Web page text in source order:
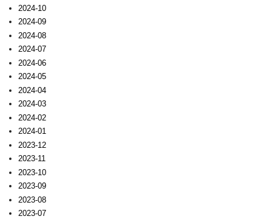
2024-10
2024-09
2024-08
2024-07
2024-06
2024-05
2024-04
2024-03
2024-02
2024-01
2023-12
2023-11
2023-10
2023-09
2023-08
2023-07